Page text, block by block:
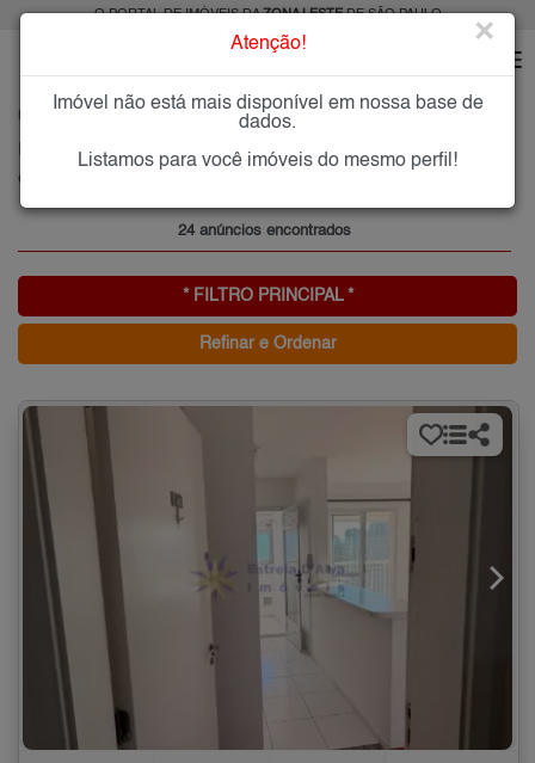
O PORTAL DE IMÓVEIS DAZONA LESTEDE SÃO PAULO
CHÁCARA SEIS DE OUTUBRO
Chácara Seis de Outubro, Zona Leste
24 anúncios encontrados
* FILTRO PRINCIPAL *
Refinar e Ordenar
Atenção! ×
Imóvel não está mais disponível em nossa base de
dados.
Listamos para você imóveis do mesmo perfil!